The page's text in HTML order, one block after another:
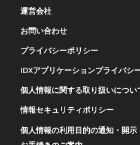
運営会社
お問い合わせ
プライバシーポリシー
IDXアプリケーションプライバシ
個人情報に関する取り扱いについ
情報セキュリティポリシー
個人情報の利用目的の通知・開